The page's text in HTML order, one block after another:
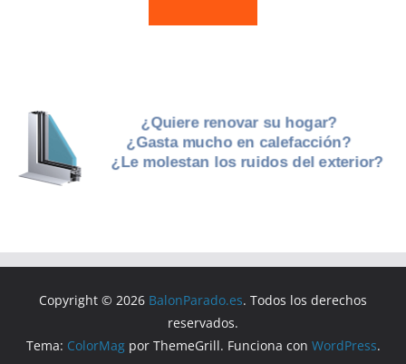
Copyright © 2026 BalonParado.es. Todos los derechos
reservados.
Tema: ColorMagpor ThemeGrill. Funciona con WordPress.